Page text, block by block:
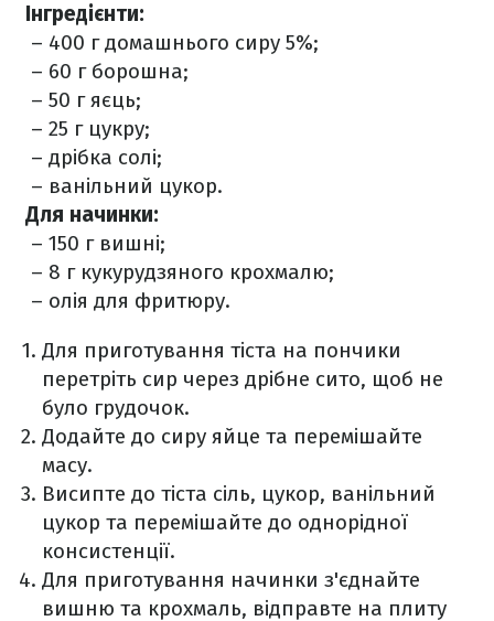
Інгредієнти:
– 400 г домашнього сиру 5%;
– 60 г борошна;
– 50 г яєць;
– 25 г цукру;
– дрібка солі;
– ванільний цукор.
Для начинки:
– 150 г вишні;
– 8 г кукурудзяного крохмалю;
– олія для фритюру.
Для приготування тіста на пончики
перетріть сир через дрібне сито, щоб не
було грудочок.
Додайте до сиру яйце та перемішайте
масу.
Висипте до тіста сіль, цукор, ванільний
цукор та перемішайте до однорідної
консистенції.
Для приготування начинки з'єднайте
вишню та крохмаль, відправте на плиту